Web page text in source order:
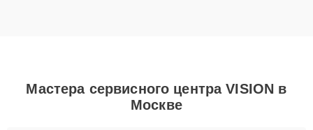
Мастера сервисного центра VISION в
Москве